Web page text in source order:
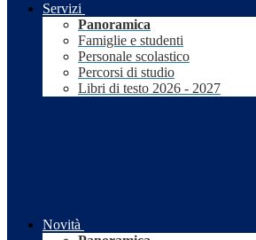
Servizi
Panoramica
Famiglie e studenti
Personale scolastico
Percorsi di studio
Libri di testo 2026 - 2027
Novità